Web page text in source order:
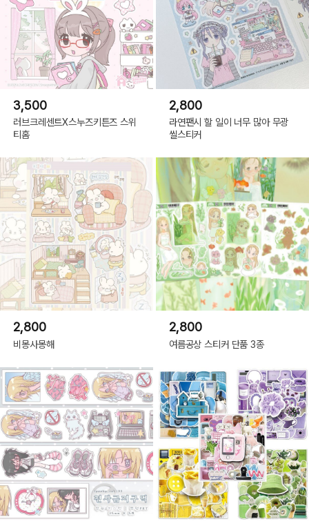
3,500
러브크레센트X스누즈키튼즈 스위
티홈
2,800
라연팬시 할 일이 너무 많아 무광
씰스티커
2,800
비몽사몽해
2,800
여름공상 스티커 단품 3종